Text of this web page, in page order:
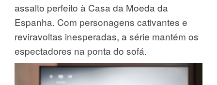
assalto perfeito à Casa da Moeda da
Espanha. Com personagens cativantes e
reviravoltas inesperadas, a série mantém os
espectadores na ponta do sofá.